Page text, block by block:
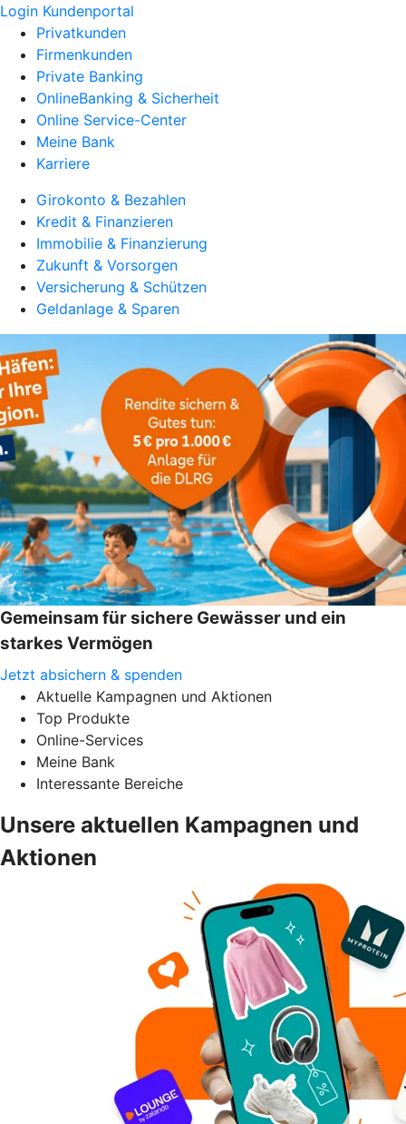
Login Kundenportal
Privatkunden
Firmenkunden
Private Banking
OnlineBanking & Sicherheit
Online Service-Center
Meine Bank
Karriere
Girokonto & Bezahlen
Kredit & Finanzieren
Immobilie & Finanzierung
Zukunft & Vorsorgen
Versicherung & Schützen
Geldanlage & Sparen
Gemeinsam für sichere Gewässer und ein
starkes Vermögen
Jetzt absichern & spenden
Aktuelle Kampagnen und Aktionen
Top Produkte
Online-Services
Meine Bank
Interessante Bereiche
Unsere aktuellen Kampagnen und
Aktionen